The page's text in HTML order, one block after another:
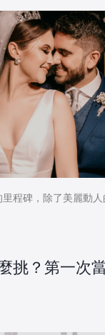
程碑，除了美麗動
挑？第一次